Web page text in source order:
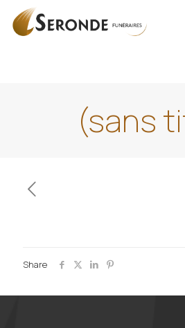
(sans
Share